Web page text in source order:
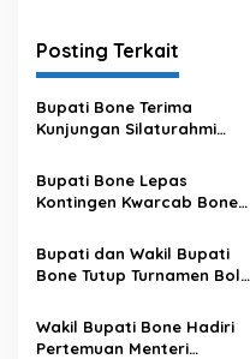
Posting Terkait
Bupati Bone Terima
Kunjungan Silaturahmi
XIV/Hasanuddin
Bupati Bone Lepas
Kontingen Kwarcab Bone
XII Tahun 2026
Bupati dan Wakil Bupati
Bone Tutup Turnamen Bola
Tambah Bonus Rp10 Juta
untuk Para Juara
Wakil Bupati Bone Hadiri
Pertemuan Menteri